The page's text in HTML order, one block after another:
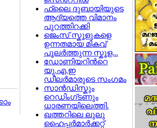
ഫ്ലൈ ദുബായിയുടെ
ആദ്യത്തെ വിമാനം
പുറത്തിറക്കി
ജെംസ് സ്കൂളുകളെ
ഉന്നതമായ മികവ്
പൂലര്‍ത്തുന്ന സ്കൂള...
ഡോണിയറിന്‍റെ
യു.എ.ഇ
ഡീലര്‍മാരുടെ സംഗമം
സാന്‍ഡിസ്കും
റെഡിംഗ്ടണും
ധാരണയിലെത്തി.
ഖത്തറിലെ ലുലു
ഹൈപ്പര്‍മാര്‍ക്കറ്റ്